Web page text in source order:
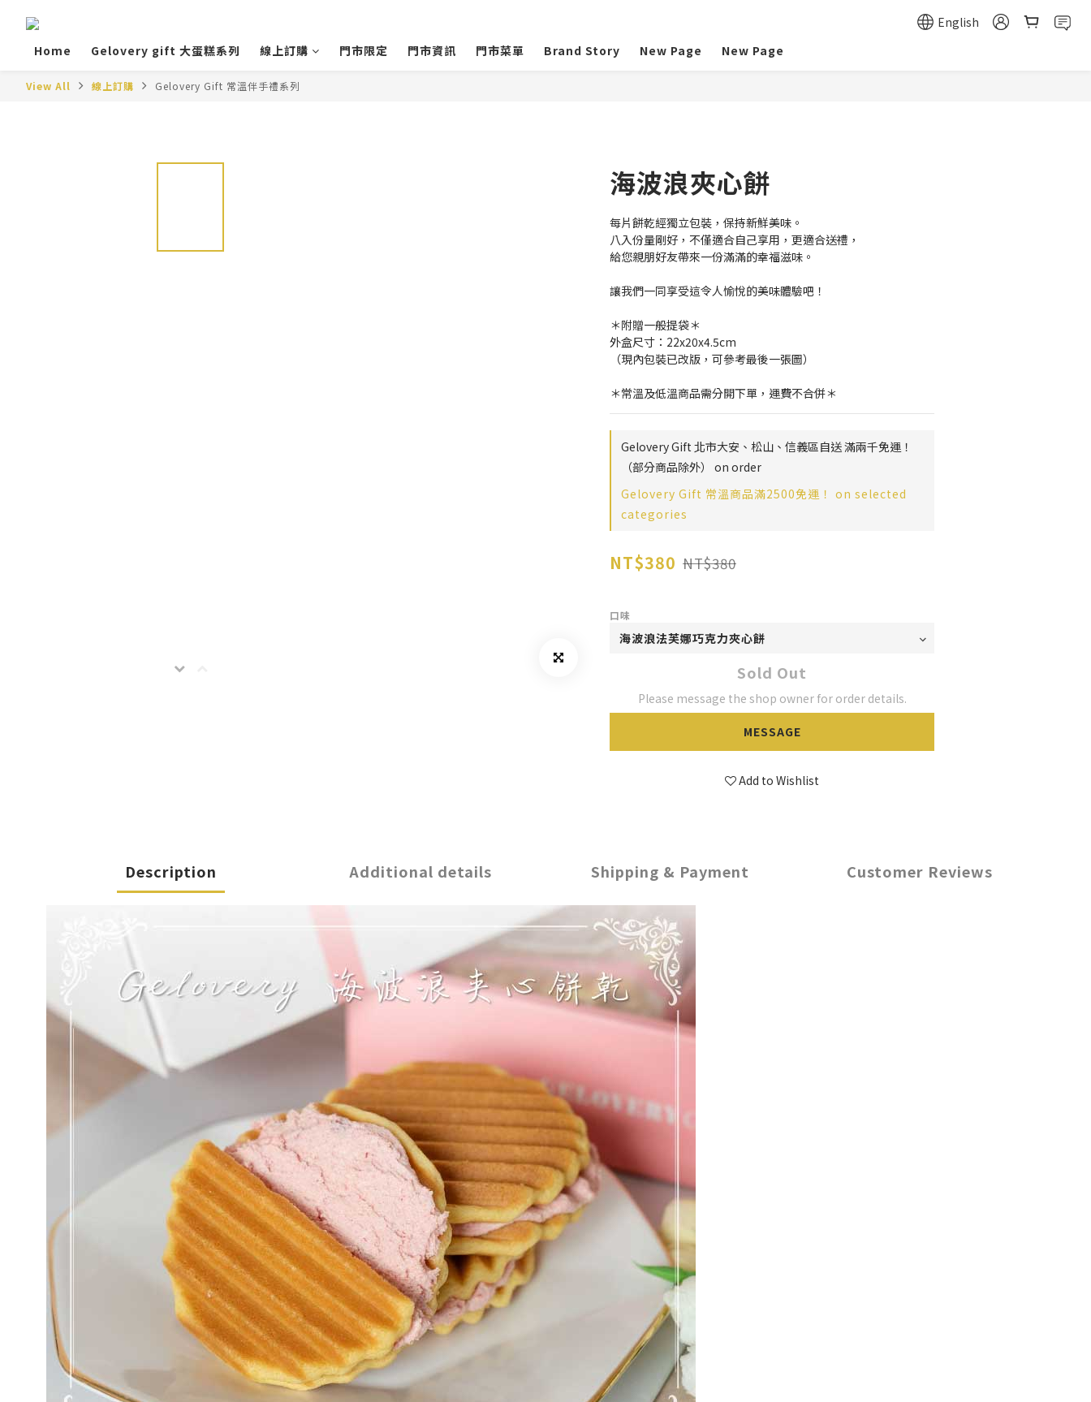
English
Home
Gelovery gift 大蛋糕系列 線上訂購 門市限定 門市資訊 門市菜單 Brand Story New Page New Page
View All 線上訂購 Gelovery Gift 常溫伴手禮系列
海波浪夾心餅
每片餅乾經獨立包裝，保持新鮮美味。
八入份量剛好，不僅適合自己享用，更適合送禮，
給您親朋好友帶來一份滿滿的幸福滋味。
讓我們一同享受這令人愉悅的美味體驗吧！
＊附贈一般提袋＊
外盒尺寸：22x20x4.5cm
（現內包裝已改版，可參考最後一張圖）
＊常溫及低溫商品需分開下單，運費不合併＊
Gelovery Gift 北市大安、松山、信義區自送 滿兩千免運！
（部分商品除外） on order
Gelovery Gift 常溫商品滿2500免運！ on selected
categories
NT$380 NT$380
口味
Sold Out
Please message the shop owner for order details.
MESSAGE
Add to Wishlist
Description Additional details Shipping & Payment Customer Reviews